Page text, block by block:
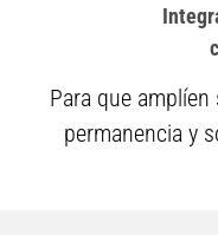
Para que
permanencia y